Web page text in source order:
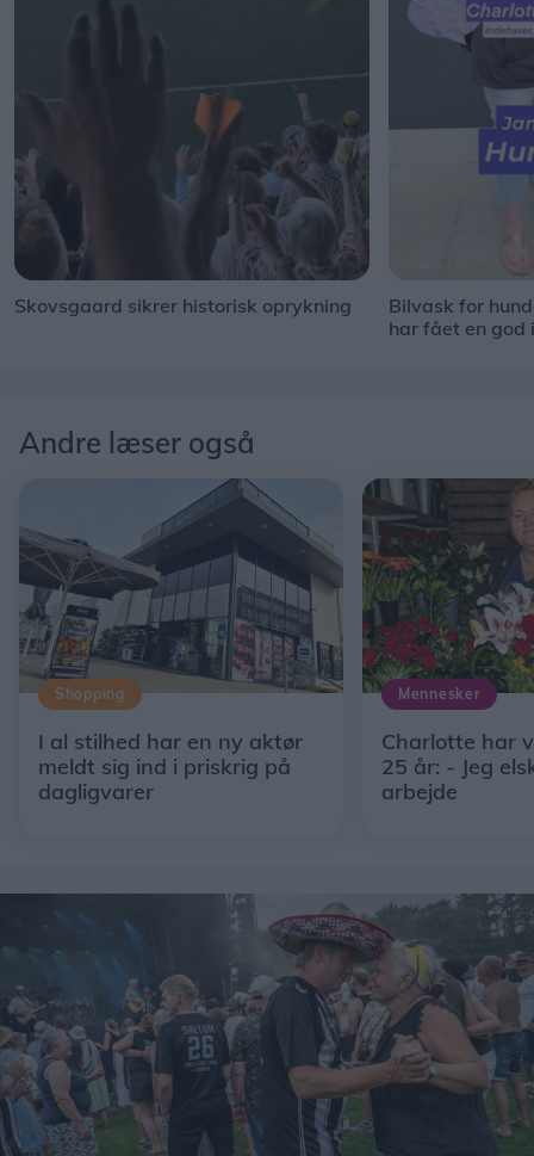
Skovsgaard sikrer historisk oprykning
Bilvask for
har fået en god
Andre læser også
Shopping
I al stilhed har en ny aktør
meldt sig ind i priskrig på
dagligvarer
Mennesker
Charlotte har
25 år: - Jeg
arbejde